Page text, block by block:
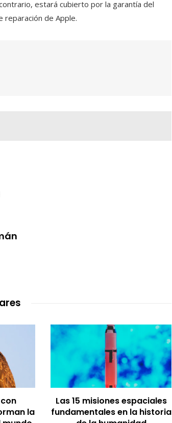
estará cubierto por la garantía del
reparación de Apple.
la
Las 15 misiones espaciales
fundamentales en la historia